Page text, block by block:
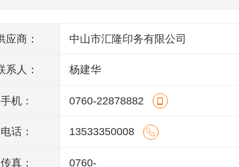
应商： 中山市汇隆印务有限公司
系人： 杨建华
手机： 0760-22878882
电话： 13533350008
传真： 0760-